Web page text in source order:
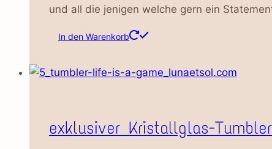
und all die jenigen welche gern ein
In den Warenkorb
exklusiver Kristallglas-